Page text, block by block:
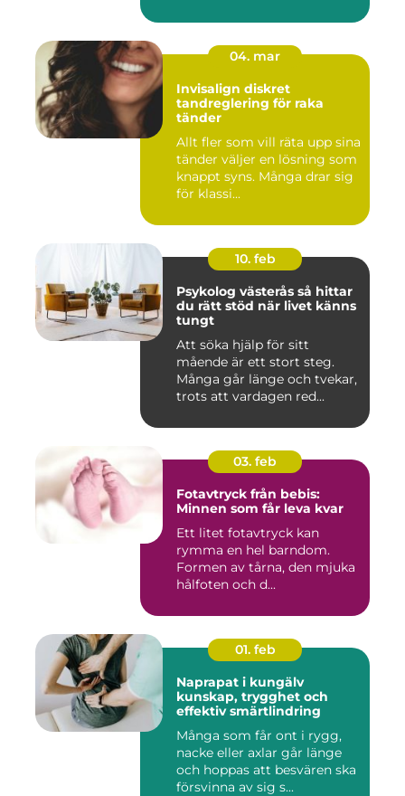
04. mar
Invisalign diskret
tandreglering för raka
tänder
Allt fler som vill räta upp sina
tänder väljer en lösning som
knappt syns. Många drar sig
för klassi...
10. feb
Psykolog västerås så hittar
du rätt stöd när livet känns
tungt
Att söka hjälp för sitt
mående är ett stort steg.
Många går länge och tvekar,
trots att vardagen red...
03. feb
Fotavtryck från bebis:
Minnen som får leva kvar
Ett litet fotavtryck kan
rymma en hel barndom.
Formen av tårna, den mjuka
hålfoten och d...
01. feb
Naprapat i kungälv
kunskap, trygghet och
effektiv smärtlindring
Många som får ont i rygg,
nacke eller axlar går länge
och hoppas att besvären ska
försvinna av sig s...